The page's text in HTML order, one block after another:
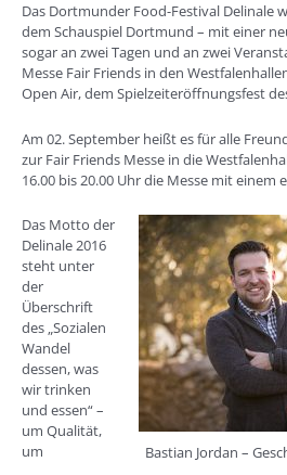
Das Dortmunder Food-Festival Delinale
dem Schauspiel Dortmund – mit einer
sogar an zwei Tagen und an zwei
Messe Fair Friends in den
Open Air, dem Spielzeiteröffnungsfest
Am 02. September heißt es für alle
zur Fair Friends Messe in die
16.00 bis 20.00 Uhr die Messe mit einem
Bastian Jordan –
Das Motto der
Delinale 2016
steht unter
der
Überschrift
des „Sozialen
Wandel
dessen, was
wir trinken
und essen“ –
um Qualität,
um